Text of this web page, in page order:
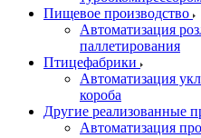
Пищевое производство
Автоматизация
паллетирования
Птицефабрики
Автоматизация
короба
Другие реализованные
Автоматизация